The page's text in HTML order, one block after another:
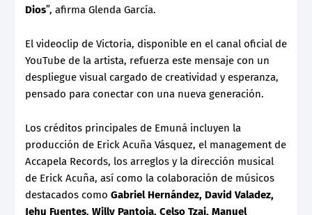
Dios”, afirma Glenda García.
El videoclip de Victoria, disponible en el canal oficial de
YouTube de la artista, refuerza este mensaje con un
despliegue visual cargado de creatividad y esperanza,
pensado para conectar con una nueva generación.
Los créditos principales de Emuná incluyen la
producción de Erick Acuña Vásquez, el management de
Accapela Records, los arreglos y la dirección musical
de Erick Acuña, así como la colaboración de músicos
destacados como Gabriel Hernández, David Valadez,
Jehu Fuentes, Willy Pantoja, Celso Tzaj, Manuel